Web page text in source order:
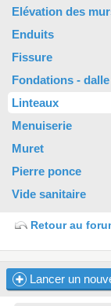
Elévation des
Enduits
Fissure
Fondations - dalle
Linteaux
Menuiserie
Muret
Pierre ponce
Vide sanitaire
Retour au
Lancer un